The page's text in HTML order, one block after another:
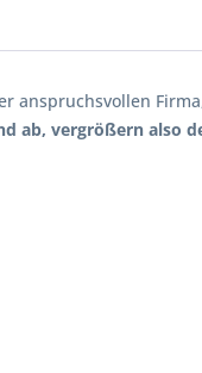
anspruchsvollen
ab, vergrößern also